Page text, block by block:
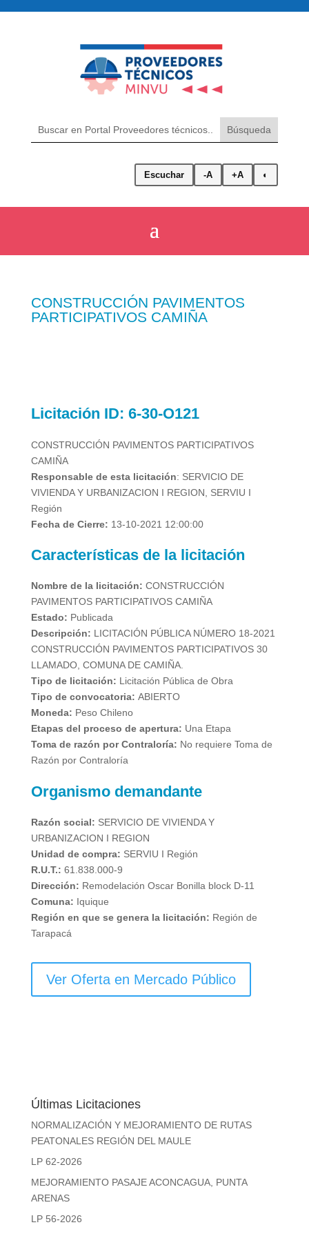
Escuchar -A +A ◐
CONSTRUCCIÓN PAVIMENTOS
PARTICIPATIVOS CAMIÑA
Licitación ID: 6-30-O121
CONSTRUCCIÓN PAVIMENTOS PARTICIPATIVOS
CAMIÑA
Responsable de esta licitación: SERVICIO DE
VIVIENDA Y URBANIZACION I REGION, SERVIU I
Región
Fecha de Cierre: 13-10-2021 12:00:00
Características de la licitación
Nombre de la licitación: CONSTRUCCIÓN
PAVIMENTOS PARTICIPATIVOS CAMIÑA
Estado: Publicada
Descripción: LICITACIÓN PÚBLICA NÚMERO 18-2021
CONSTRUCCIÓN PAVIMENTOS PARTICIPATIVOS 30
LLAMADO, COMUNA DE CAMIÑA.
Tipo de licitación: Licitación Pública de Obra
Tipo de convocatoria: ABIERTO
Moneda: Peso Chileno
Etapas del proceso de apertura: Una Etapa
Toma de razón por Contraloría: No requiere Toma de
Razón por Contraloría
Organismo demandante
Razón social: SERVICIO DE VIVIENDA Y
URBANIZACION I REGION
Unidad de compra: SERVIU I Región
R.U.T.: 61.838.000-9
Dirección: Remodelación Oscar Bonilla block D-11
Comuna: Iquique
Región en que se genera la licitación: Región de
Tarapacá
Ver Oferta en Mercado Público
Últimas Licitaciones
NORMALIZACIÓN Y MEJORAMIENTO DE RUTAS
PEATONALES REGIÓN DEL MAULE
LP 62-2026
MEJORAMIENTO PASAJE ACONCAGUA, PUNTA
ARENAS
LP 56-2026